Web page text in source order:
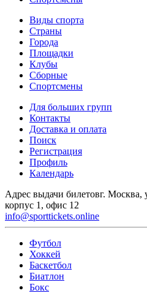
Виды спорта
Страны
Города
Площадки
Клубы
Сборные
Спортсмены
Для больших групп
Контакты
Доставка и оплата
Поиск
Регистрация
Профиль
Календарь
Адрес выдачи билетовг. Москва,
корпус 1, офис 12
info@sporttickets.online
Футбол
Хоккей
Баскетбол
Биатлон
Бокс